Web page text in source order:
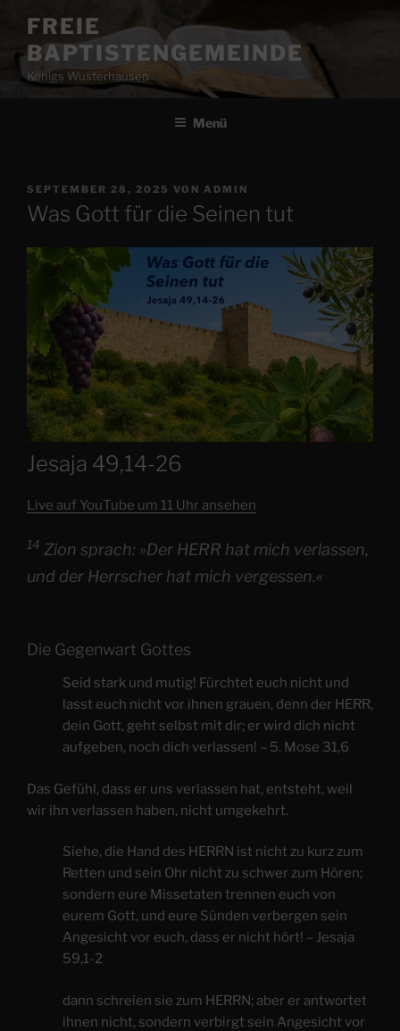
Inhalt
springen
FREIE
BAPTISTENGEMEINDE
Königs Wusterhausen
Menü
VERÖFFENTLICHT
AM
SEPTEMBER 28, 2025 VON ADMIN
Was Gott für die Seinen tut
Jesaja 49,14-26
Live auf YouTube um 11 Uhr ansehen
14 Zion sprach: »Der HERR hat mich verlassen,
und der Herrscher hat mich vergessen.«
Die Gegenwart Gottes
Seid stark und mutig! Fürchtet euch nicht und
lasst euch nicht vor ihnen grauen, denn der HERR,
dein Gott, geht selbst mit dir; er wird dich nicht
aufgeben, noch dich verlassen! – 5. Mose 31,6
Das Gefühl, dass er uns verlassen hat, entsteht, weil
wir ihn verlassen haben, nicht umgekehrt.
Siehe, die Hand des HERRN ist nicht zu kurz zum
Retten und sein Ohr nicht zu schwer zum Hören;
sondern eure Missetaten trennen euch von
eurem Gott, und eure Sünden verbergen sein
Angesicht vor euch, dass er nicht hört! – Jesaja
59,1-2
dann schreien sie zum HERRN; aber er antwortet
ihnen nicht, sondern verbirgt sein Angesicht vor